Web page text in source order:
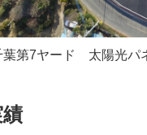
葉第7ヤード 太陽光パ